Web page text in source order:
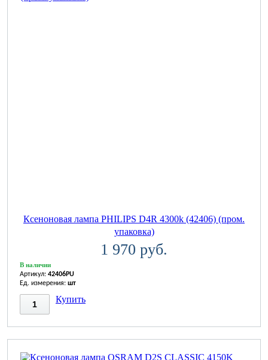
Ксеноновая лампа PHILIPS D4R 4300k (42406) (пром.
упаковка)
1 970 руб.
В наличии
Артикул: 42406PU
Ед. измерения: шт
Купить